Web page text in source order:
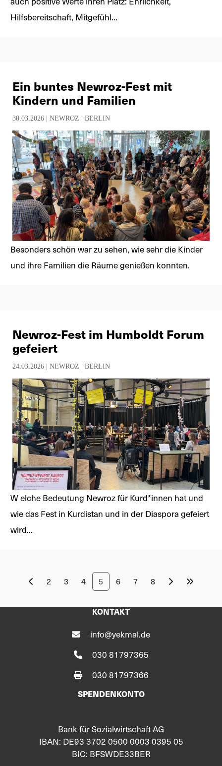
Hilfsbereitschaft, Mitgefühl...
Ein buntes Newroz-Fest mit
Kindern und Familien
30.03.2026 | NEWROZ BERLIN
Besonders schön war zu sehen, wie sehr die Kinder
und ihre Familien die Räume genießen konnten.
Newroz-Fest im Humboldt Forum
gefeiert
24.03.2026 | NEWROZ BERLIN
W elche Bedeutung Newroz für Kurd*innen hat und
wie das Fest in Kurdistan und in der Diaspora gefeiert
wird...
2 3 4 5 6 7 8
KONTAKT
info@yekmal.de
030 81797365
030 81797366
SPENDENKONTO
Bank für Sozialwirtschaft AG
IBAN: DE93 3702 0500 0003 0395 05
BIC: BFSWDE33BER